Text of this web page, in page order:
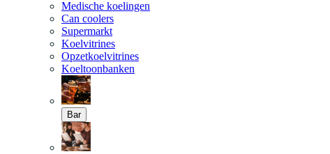
Medische koelingen
Can coolers
Supermarkt
Koelvitrines
Opzetkoelvitrines
Koeltoonbanken
Bar